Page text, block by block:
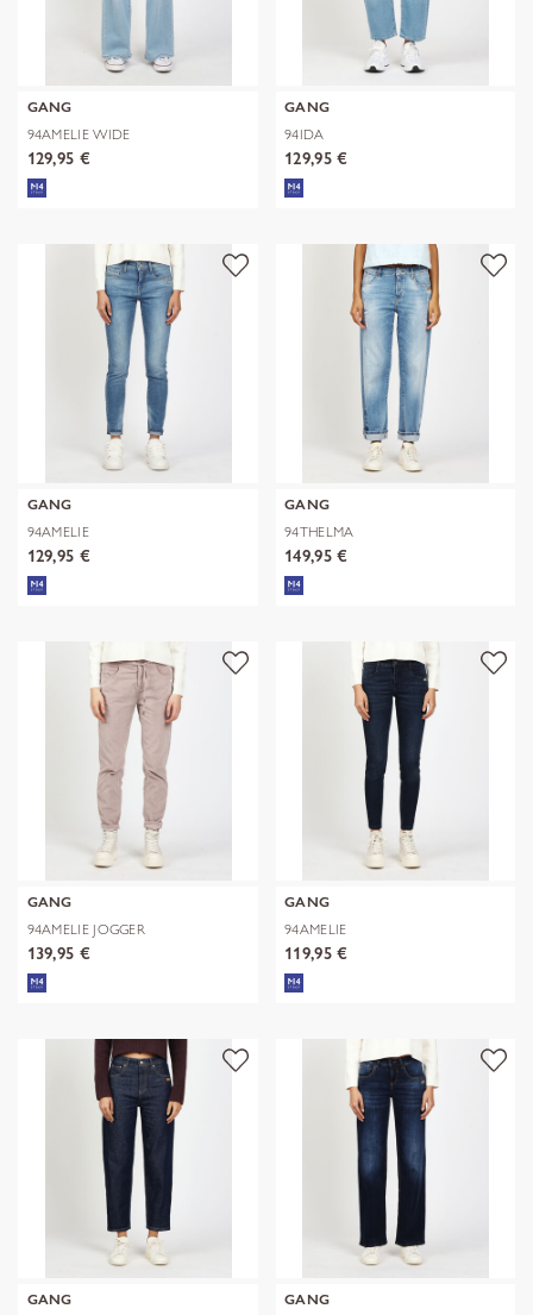
GANG
94AMELIE WIDE
129,95 €
GANG
94IDA
129,95 €
GANG
94AMELIE
129,95 €
GANG
94THELMA
149,95 €
GANG
94AMELIE JOGGER
139,95 €
GANG
94AMELIE
119,95 €
GANG
GANG